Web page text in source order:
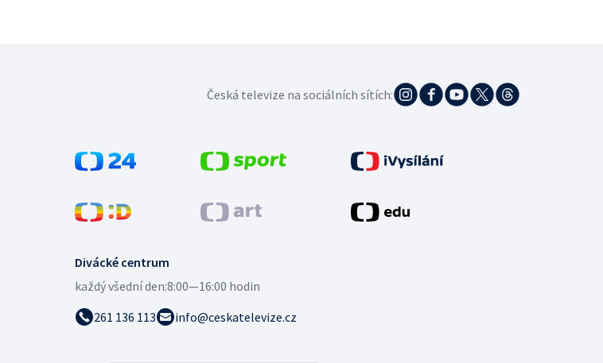
Divácké centrum
každý všední den:8:00—16:00 hodin
261 136 113
info@ceskatelevize.cz
Česká televize na sociálních sítích: